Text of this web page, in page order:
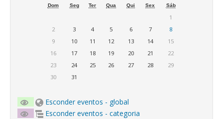
Dom Seg Ter Qua Qui Sex Sáb
1
2
3 4 5 6 7
8
9
10 11 12 13 14
15
16
17 18 19 20 21
22
23
24 25 26 27 28
29
30
31
Esconder eventos - global
Esconder eventos - categoria